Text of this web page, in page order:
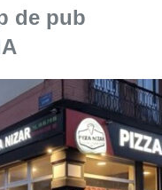
de pub